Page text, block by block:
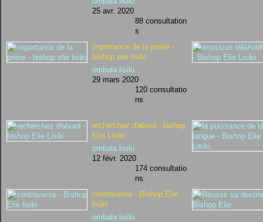
25 avr. 2020
88 consultation
s
importance de la prière -
bishop elie lisiki
ombala lisiki
29 mars 2020
120 consultatio
ns
recherchez d'abord - bishop
Elie Lisiki
ombala lisiki
12 févr. 2020
174 consultatio
ns
contraverse - Bishop Elie
lisiki
ombala lisiki